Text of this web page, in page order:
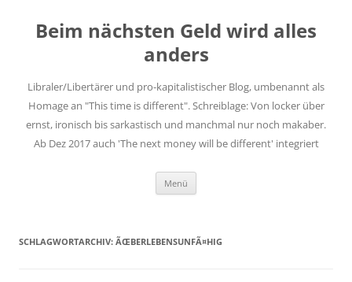
springen
Beim nächsten Geld wird alles
anders
Libraler/Libertärer und pro-kapitalistischer Blog, umbenannt als
Homage an "This time is different". Schreiblage: Von locker über
ernst, ironisch bis sarkastisch und manchmal nur noch makaber.
Ab Dez 2017 auch 'The next money will be different' integriert
Menü
SCHLAGWORTARCHIV: ÃŒBERLEBENSUNFÃ¤HIG